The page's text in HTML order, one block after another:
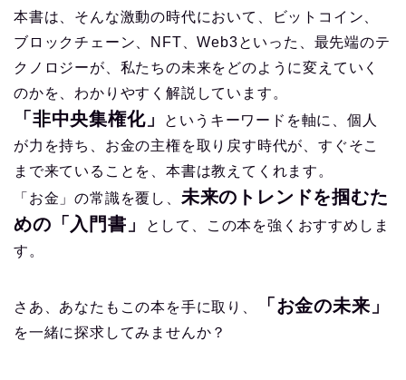
本書は、そんな激動の時代において、
ビットコイン、
ブロックチェーン、NFT、Web3といった、最先端のテ
クノロ ジーが、私たちの未来をどのように変えていく
のかを、わかりやすく解説しています。
「非中央集権化」
というキーワードを軸に、個人
が力を持ち、お金の主権を取り戻す時代が、すぐそこ
まで来ていることを、本書は教えてくれます。
「お金」の常識を覆し、 未来のトレンドを掴むた
めの「入門書」
として、この本を強くおすすめしま
す。
さあ、あなたもこの本を手に取り、 「お金の未来」
を一緒に探求してみませんか？